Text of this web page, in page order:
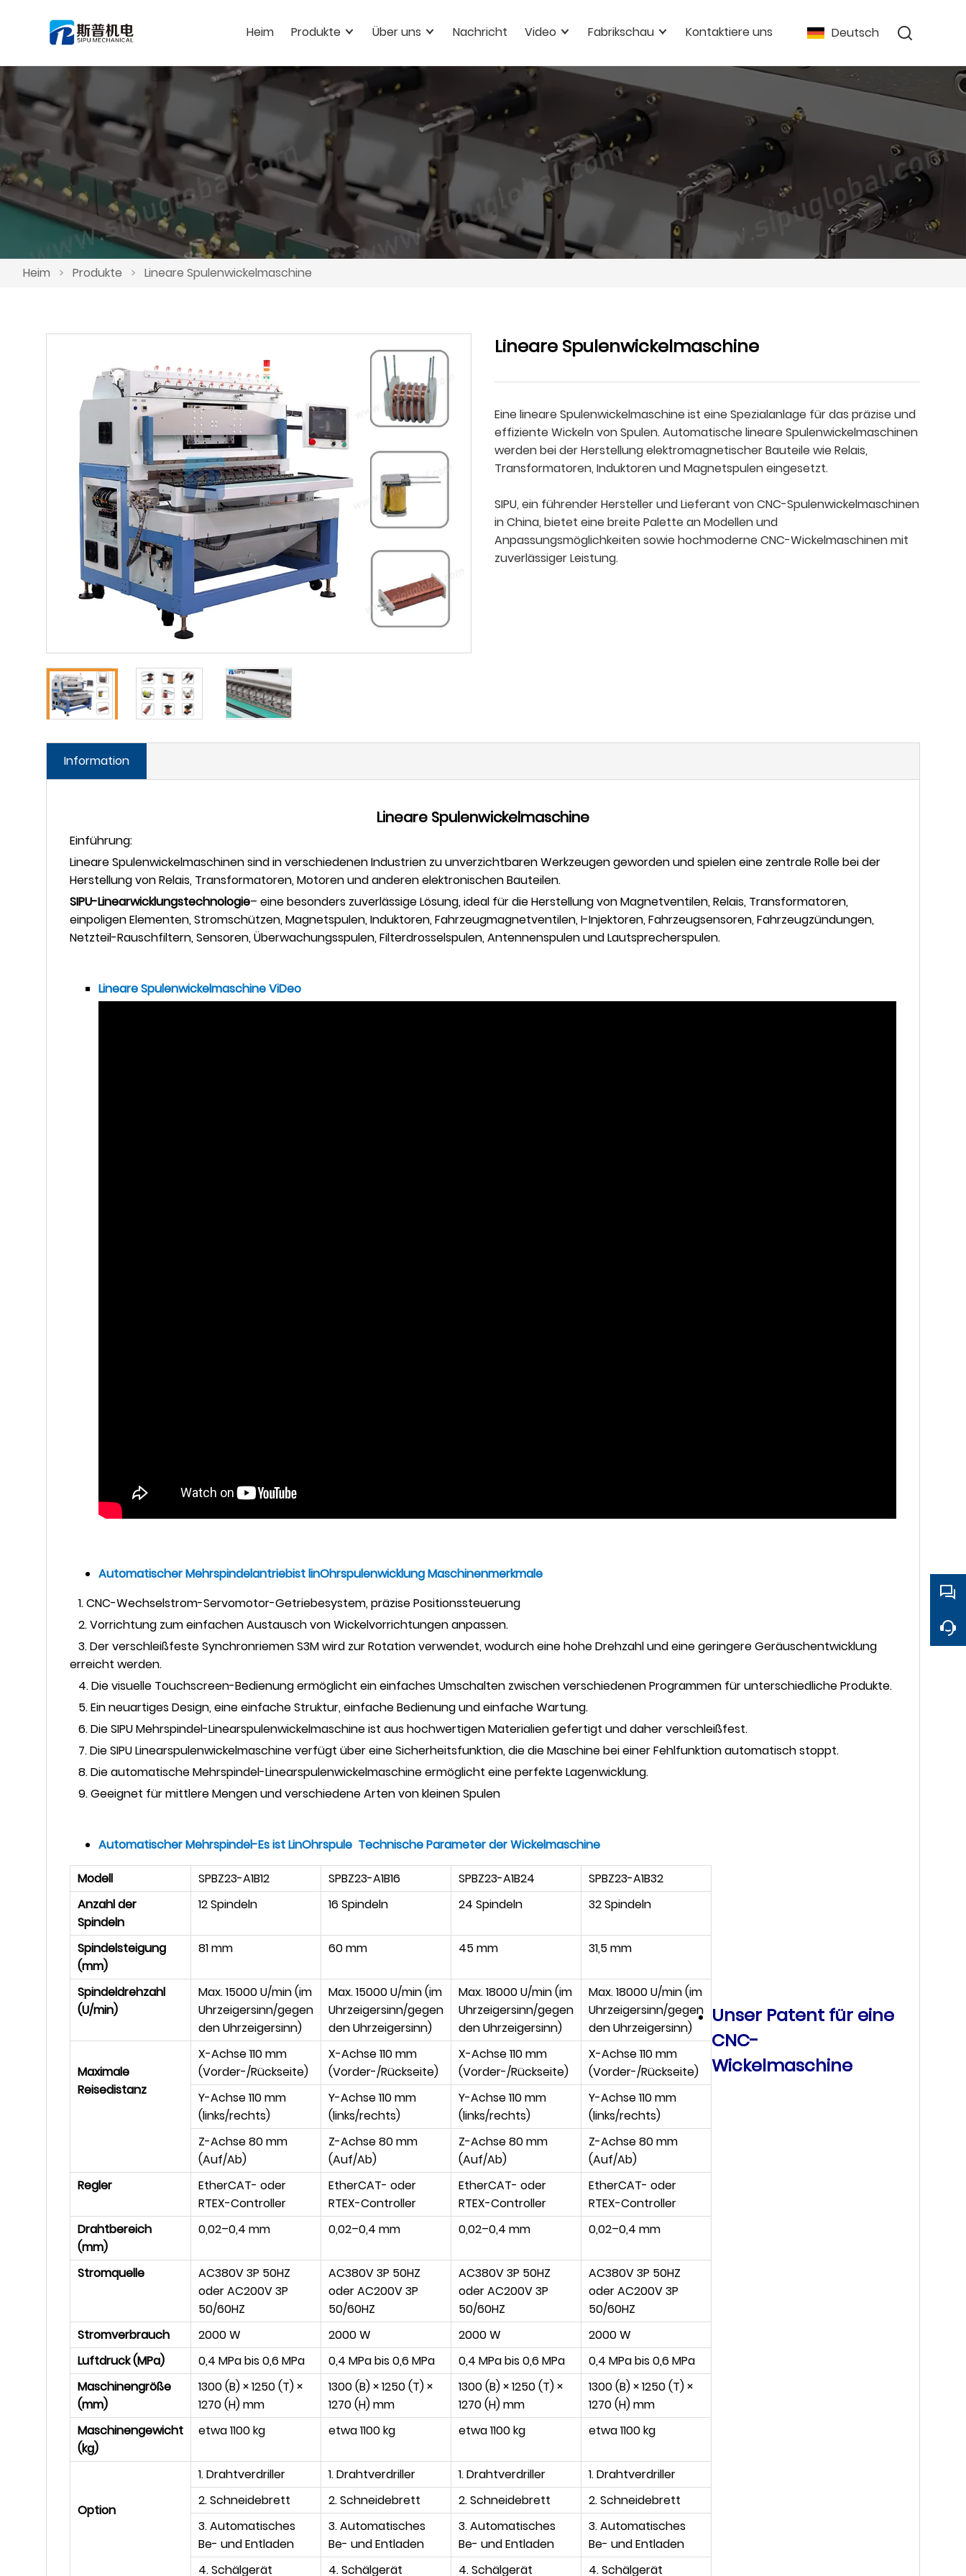
Deutsch
Heim Produkte Über uns Nachricht Video Fabrikschau Kontaktiere uns
Heim > Produkte > Lineare Spulenwickelmaschine
Lineare Spulenwickelmaschine
Eine lineare Spulenwickelmaschine ist eine Spezialanlage für das präzise und
effiziente Wickeln von Spulen. Automatische lineare Spulenwickelmaschinen
werden bei der Herstellung elektromagnetischer Bauteile wie Relais,
Transformatoren, Induktoren und Magnetspulen eingesetzt.
SIPU, ein führender Hersteller und Lieferant von CNC-Spulenwickelmaschinen
in China, bietet eine breite Palette an Modellen und
Anpassungsmöglichkeiten sowie hochmoderne CNC-Wickelmaschinen mit
zuverlässiger Leistung.
Information
Lineare Spulenwickelmaschine
Einführung:
Lineare Spulenwickelmaschinen sind in verschiedenen Industrien zu unverzichtbaren Werkzeugen geworden und spielen eine zentrale Rolle bei der
Herstellung von Relais, Transformatoren, Motoren und anderen elektronischen Bauteilen.
SIPU-Linearwicklungstechnologie– eine besonders zuverlässige Lösung, ideal für die Herstellung von Magnetventilen, Relais, Transformatoren,
einpoligen Elementen, Stromschützen, Magnetspulen, Induktoren, Fahrzeugmagnetventilen, I-Injektoren, Fahrzeugsensoren, Fahrzeugzündungen,
Netzteil-Rauschfiltern, Sensoren, Überwachungsspulen, Filterdrosselspulen, Antennenspulen und Lautsprecherspulen.
Lineare Spulenwickelmaschine ViDeo
Automatischer Mehrspindelantriebist linOhrspulenwicklungMaschinenmerkmale
1. CNC-Wechselstrom-Servomotor-Getriebesystem, präzise Positionssteuerung
2. Vorrichtung zum einfachen Austausch von Wickelvorrichtungen anpassen.
3. Der verschleißfeste Synchronriemen S3M wird zur Rotation verwendet, wodurch eine hohe Drehzahl und eine geringere Geräuschentwicklung
erreicht werden.
4. Die visuelle Touchscreen-Bedienung ermöglicht ein einfaches Umschalten zwischen verschiedenen Programmen für unterschiedliche Produkte.
5. Ein neuartiges Design, eine einfache Struktur, einfache Bedienung und einfache Wartung.
6. Die SIPU Mehrspindel-Linearspulenwickelmaschine ist aus hochwertigen Materialien gefertigt und daher verschleißfest.
7. Die SIPU Linearspulenwickelmaschine verfügt über eine Sicherheitsfunktion, die die Maschine bei einer Fehlfunktion automatisch stoppt.
8. Die automatische Mehrspindel-Linearspulenwickelmaschine ermöglicht eine perfekte Lagenwicklung.
9. Geeignet für mittlere Mengen und verschiedene Arten von kleinen Spulen
Automatischer Mehrspindel-Es ist LinOhrspule Technische Parameter der Wickelmaschine
Modell SPBZ23-A1B12 SPBZ23-A1B16 SPBZ23-A1B24
SPBZ23-A1B32
Anzahl der
Spindeln
12 Spindeln 16 Spindeln 24 Spindeln 32 Spindeln
Spindelsteigung
(mm)
81 mm 60 mm 45 mm 31,5 mm
Spindeldrehzahl
(U/min)
Max. 15000 U/min (im
Uhrzeigersinn/gegen
den Uhrzeigersinn)
Max. 15000 U/min (im
Uhrzeigersinn/gegen
den Uhrzeigersinn)
Max. 18000 U/min (im
Uhrzeigersinn/gegen
den Uhrzeigersinn)
Max. 18000 U/min (im
Uhrzeigersinn/gegen
den Uhrzeigersinn)
Maximale
Reisedistanz
X-Achse 110 mm
(Vorder-/Rückseite)
X-Achse 110 mm
(Vorder-/Rückseite)
X-Achse 110 mm
(Vorder-/Rückseite)
X-Achse 110 mm
(Vorder-/Rückseite)
Y-Achse 110 mm
(links/rechts)
Y-Achse 110 mm
(links/rechts)
Y-Achse 110 mm
(links/rechts)
Y-Achse 110 mm
(links/rechts)
Z-Achse 80 mm
(Auf/Ab)
Z-Achse 80 mm
(Auf/Ab)
Z-Achse 80 mm
(Auf/Ab)
Z-Achse 80 mm
(Auf/Ab)
Regler
EtherCAT- oder
RTEX-Controller
EtherCAT- oder
RTEX-Controller
EtherCAT- oder
RTEX-Controller
EtherCAT- oder
RTEX-Controller
Drahtbereich
(mm)
0,02–0,4 mm 0,02–0,4 mm 0,02–0,4 mm 0,02–0,4 mm
Stromquelle
AC380V 3P 50HZ
oder AC200V 3P
50/60HZ
AC380V 3P 50HZ
oder AC200V 3P
50/60HZ
AC380V 3P 50HZ
oder AC200V 3P
50/60HZ
AC380V 3P 50HZ
oder AC200V 3P
50/60HZ
Stromverbrauch
2000 W 2000 W 2000 W
2000 W
Luftdruck (MPa)
0,4 MPa bis 0,6 MPa 0,4 MPa bis 0,6 MPa 0,4 MPa bis 0,6 MPa
0,4 MPa bis 0,6 MPa
Maschinengröße
(mm)
1300 (B) × 1250 (T) ×
1270 (H) mm
1300 (B) × 1250 (T) ×
1270 (H) mm
1300 (B) × 1250 (T) ×
1270 (H) mm
1300 (B) × 1250 (T) ×
1270 (H) mm
Maschinengewicht
(kg)
etwa 1100 kg etwa 1100 kg etwa 1100 kg etwa 1100 kg
Option
1. Drahtverdriller 1. Drahtverdriller 1. Drahtverdriller
1. Drahtverdriller
2. Schneidebrett
2. Schneidebrett 2. Schneidebrett
2. Schneidebrett
3. Automatisches
Be- und Entladen
3. Automatisches
Be- und Entladen
3. Automatisches
Be- und Entladen
3. Automatisches
Be- und Entladen
4. Schälgerät
4. Schälgerät 4. Schälgerät 4. Schälgerät
Unser Patent für eine
CNC-
Wickelmaschine